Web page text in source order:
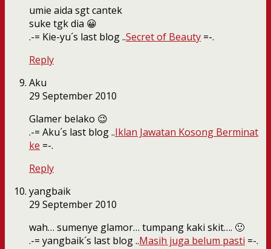
umie aida sgt cantek
suke tgk dia 😀
.-= Kie-yu´s last blog ..Secret of Beauty =-.
Reply
Aku
29 September 2010
Glamer belako 😉
.-= Aku´s last blog ..Iklan Jawatan Kosong Berminat
ke =-.
Reply
yangbaik
29 September 2010
wah… sumenye glamor… tumpang kaki skit…. 🙂
.-= yangbaik´s last blog ..Masih juga belum pasti =-.